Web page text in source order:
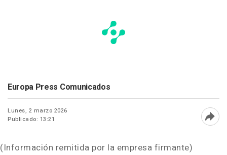
Europa Press Comunicados
Lunes, 2 marzo 2026
Publicado: 13:21
(Información remitida por la empresa firmante)